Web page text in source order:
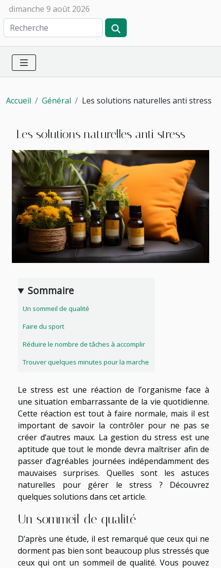
dimanche 9 août 2026
Accueil Général Les solutions naturelles anti stress
Les solutions naturelles anti stress
Sommaire
Un sommeil de qualité
Faire du sport
Réduire le nombre de tâches à accomplir
Trouver quelques minutes pour la marche
Le stress est une réaction de l’organisme face à
une situation embarrassante de la vie quotidienne.
Cette réaction est tout à faire normale, mais il est
important de savoir la contrôler pour ne pas se
créer d’autres maux. La gestion du stress est une
aptitude que tout le monde devra maîtriser afin de
passer d’agréables journées indépendamment des
mauvaises surprises. Quelles sont les astuces
naturelles pour gérer le stress ? Découvrez
quelques solutions dans cet article.
Un sommeil de qualité
D’après une étude, il est remarqué que ceux qui ne
dorment pas bien sont beaucoup plus stressés que
ceux qui ont un sommeil de qualité. Vous pouvez